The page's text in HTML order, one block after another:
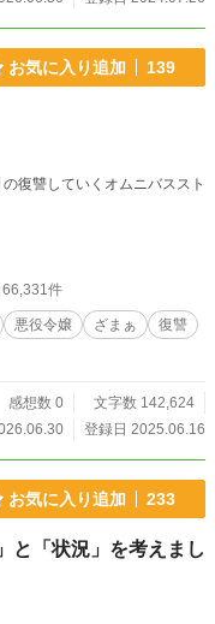
お気に入り追加 139
復讐していくオムニバススト
66,331件
悪役令嬢 ざまぁ
復讐
感想数 0
文字数 142,624
登録日 2025.06.16
お気に入り追加 233
と「状況」を考えまし